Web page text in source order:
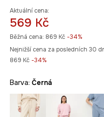
Aktuální cena:
569 Kč
Běžná cena: 869 Kč -34%
Nejnižší cena za posledních 30
869 Kč -34%
Barva: černá